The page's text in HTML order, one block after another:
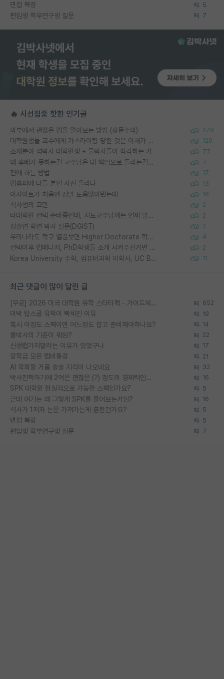
면접 복장 5
편입생 학부연구생 질문 7
🔥 시선집중 핫한 인기글
외부에서 괜찮은 랩을 알아보는 방법 (장문주의) 278
대학원생들 교수에게 가스라이팅 당한 것은 이해가 갑니다. 안타깝네요. 120
소재분야 석박사 대학원생 + 물박사들이 착각하는 거 77
왜 후배가 못하는걸 교수님은 내 책임으로 돌리는걸까요? 7
편애 하는 방법 17
랩홈피에 다들 본인 사진 올리냐 13
이사이트가 처음엔 정말 도움많이됐는데 16
석사생의 고민 2
타대학원 컨텍 준비중인데, 지도교수님께는 언제 말씀드려야 할까요? 2
정출연 학연 박사 질문(DGIST) 2
우리나라도 학구 열풍보면 Higher Doctorate 학위가 필요하다고 봅니다. 4
컨택이후 랩매니저, PhD학생들 소개 시켜주신거면 거의 컨펌에 가깝나요? 2
Korea University 수학, 컴퓨터과학 이학사, UC Berkeley 산업공학 대학원 공학박사가 되는 것은 쉽지 않겠죠? 11
최근 댓글이 많이 달린 글
[무료] 2026 미국 대학원 유학 스타터팩 - 가이드북 & 합격자 컨택메일 템플릿 652
미박 탑스쿨 유학이 빡세진 이유 19
혹시 이정도 스펙이면 어느정도 잡고 준비해야하나요? 14
물박사의 기준이 뭐임? 22
신생랩가지말라는 이유가 있었구나 17
장학금 모은 랩비통장 21
AI 학회들 거품 슬슬 지적이 나오네요 32
박사진학하기에 2억은 괜찮은 (?) 정도의 경제력인가요 16
SPK 대학원 현실적으로 가능한 스펙인가요? 5
근데 여기는 왜 그렇게 SPK를 물어보는거임? 16
석사가 1저자 논문 가져가는게 흔한건가요? 5
면접 복장 5
편입생 학부연구생 질문 7